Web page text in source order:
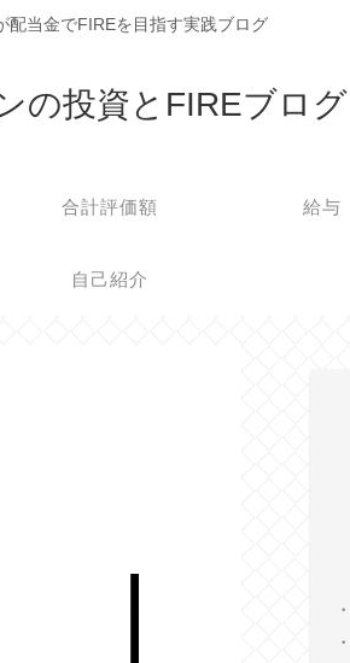
配当金でFIREを目指す実践ブログ
の投資とFIREブログ
合計評価額 給与
自己紹介